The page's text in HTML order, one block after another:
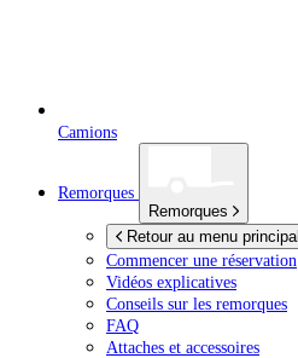
Camions
Remorques
Remorques
Retour au menu principal
Commencer une réservation
Vidéos explicatives
Conseils sur les remorques
FAQ
Attaches et accessoires